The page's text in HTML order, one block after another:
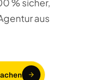
% sicher,
aus